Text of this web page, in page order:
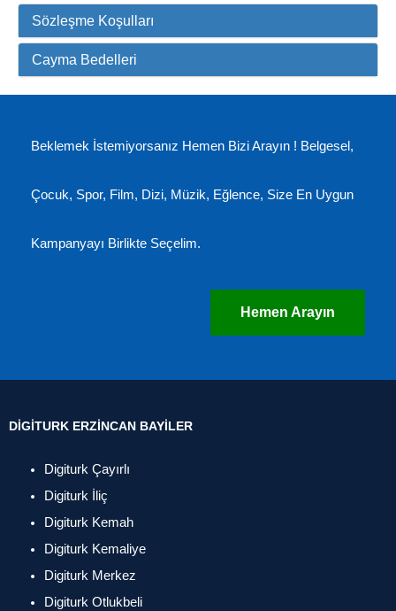
Sözleşme Koşulları
Cayma Bedelleri
Beklemek İstemiyorsanız Hemen Bizi Arayın ! Belgesel,
Çocuk, Spor, Film, Dizi, Müzik, Eğlence, Size En Uygun
Kampanyayı Birlikte Seçelim.
Hemen Arayın
DIGITURK ERZINCAN BAYILER
Digiturk Çayırlı
Digiturk İliç
Digiturk Kemah
Digiturk Kemaliye
Digiturk Merkez
Digiturk Otlukbeli